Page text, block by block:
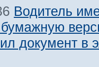
Водитель
бумажную
документ в